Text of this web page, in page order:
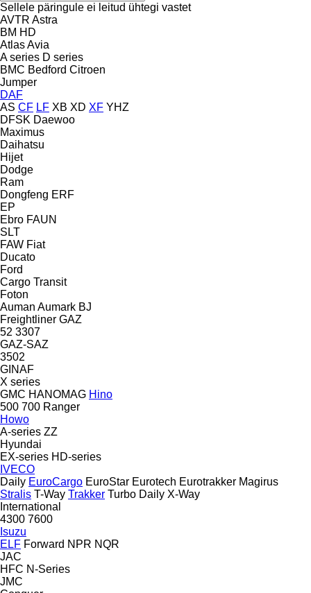
Sellele päringule ei leitud ühtegi vastet
AVTR Astra
BM HD
AtlasAvia
A series D series
BMC Bedford Citroen
Jumper
DAF
AS CF LF XB XD XF YHZ
DFSK Daewoo
Maximus
Daihatsu
Hijet
Dodge
Ram
Dongfeng ERF
EP
Ebro FAUN
SLT
FAW Fiat
Ducato
Ford
Cargo Transit
Foton
Auman Aumark BJ
Freightliner GAZ
52 3307
GAZ-SAZ
3502
GINAF
X series
GMC HANOMAG Hino
500 700 Ranger
Howo
A-series ZZ
Hyundai
EX-series HD-series
IVECO
Daily EuroCargo EuroStar Eurotech Eurotrakker Magirus
Stralis T-Way Trakker Turbo Daily X-Way
International
4300 7600
Isuzu
ELF Forward NPR NQR
JAC
HFC N-Series
JMC